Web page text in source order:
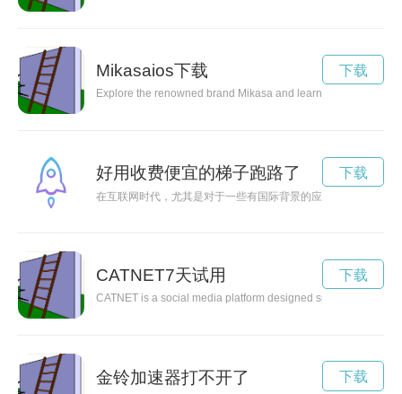
Mikasaios下载
Explore the renowned brand Mikasa and learn about their
下载
好用收费便宜的梯子跑路了
在互联网时代，尤其是对于一些有国际背景的应用或网站，需
下载
CATNET7天试用
CATNET is a social media platform designed specifically for
下载
金铃加速器打不开了 下载